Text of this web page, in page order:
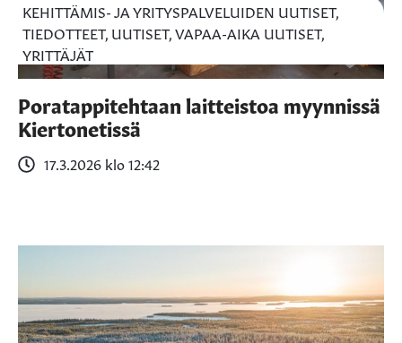
KEHITTÄMIS- JA YRITYSPALVELUIDEN UUTISET,
TIEDOTTEET, UUTISET, VAPAA-AIKA UUTISET,
YRITTÄJÄT
Poratappitehtaan laitteistoa myynnissä
Kiertonetissä
17.3.2026 klo 12:42